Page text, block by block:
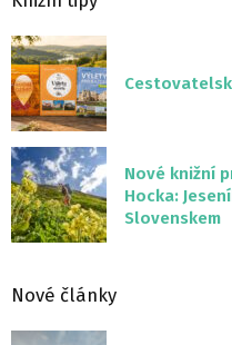
Nové knižní
Hocka:
Slovenskem
Nové články